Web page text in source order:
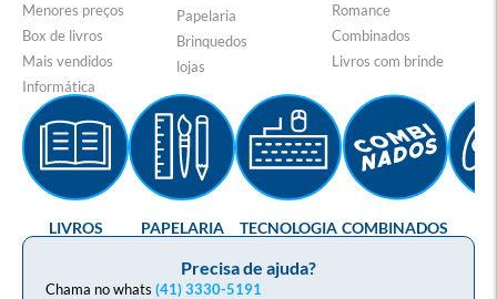
Menores preços
Box de livros
Mais vendidos
Informática
Papelaria
Brinquedos
lojas
Romance
Combinados
Livros com brinde
Precisa de ajuda?
Chama no whats (41) 3330-5191
LIVROS PAPELARIA TECNOLOGIA COMBINADOS